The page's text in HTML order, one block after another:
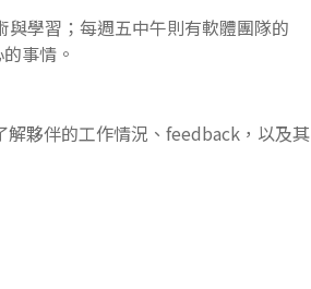
學習；每週五中午則有軟體團隊的
事情。
夥伴的工作情況、feedback，以及其